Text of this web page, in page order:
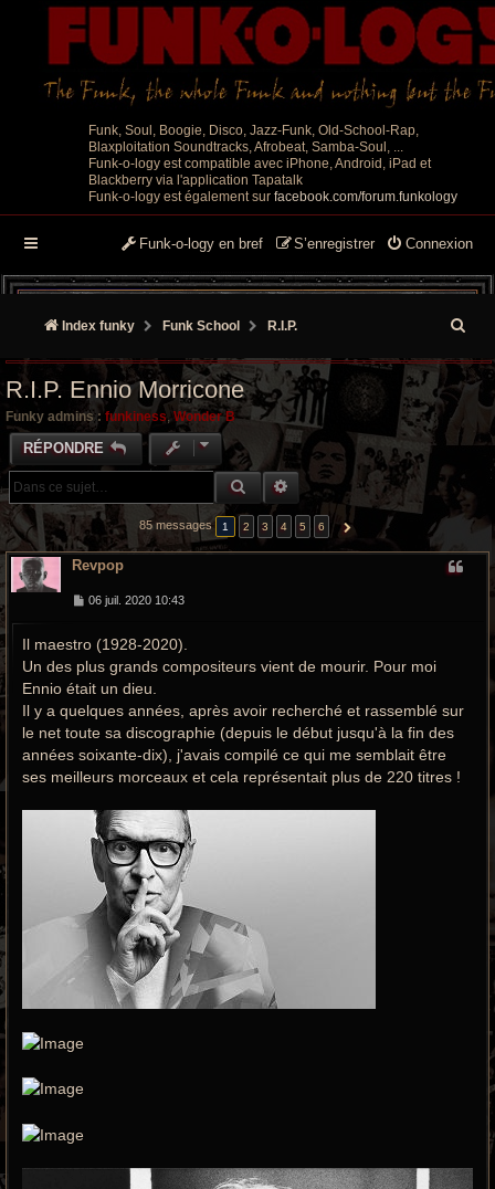
Funk, Soul, Boogie, Disco, Jazz-Funk, Old-School-Rap,
Blaxploitation Soundtracks, Afrobeat, Samba-Soul, ...
Funk-o-logy est compatible avec iPhone, Android, iPad et
Blackberry via l'application Tapatalk
Funk-o-logy est également sur facebook.com/forum.funkology
Connexion
S’enregistrer
Funk-o-logy en bref
Index funky Funk School R.I.P.
e
r
R.I.P. Ennio Morricone
Funky admins : funkiness, Wonder B
RÉPONDRE
RECHERCHE GROOVY
RECHERCHE AVANCÉE
85 messages 1 2 3 4 5 6 SUIVANTE
Revpop
M
s
g
e
06 juil. 2020 10:43
Il maestro (1928-2020).
Un des plus grands compositeurs vient de mourir. Pour moi
Ennio était un dieu.
Il y a quelques années, après avoir recherché et rassemblé sur
le net toute sa discographie (depuis le début jusqu'à la fin des
années soixante-dix), j'avais compilé ce qui me semblait être
ses meilleurs morceaux et cela représentait plus de 220 titres !